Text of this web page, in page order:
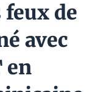
feux de
avec
en